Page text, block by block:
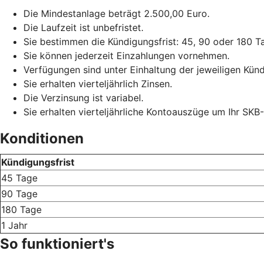
Die Mindestanlage beträgt 2.500,00 Euro.
Die Laufzeit ist unbefristet.
Sie bestimmen die Kündigungsfrist: 45, 90 oder 180
Sie können jederzeit Einzahlungen vornehmen.
Verfügungen sind unter Einhaltung der jeweiligen
Sie erhalten vierteljährlich Zinsen.
Die Verzinsung ist variabel.
Sie erhalten vierteljährliche Kontoauszüge um Ihr
Konditionen
Kündigungsfrist
45 Tage
90 Tage
180 Tage
1 Jahr
So funktioniert's